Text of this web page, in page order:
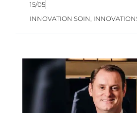
15/05
INNOVATION SOIN